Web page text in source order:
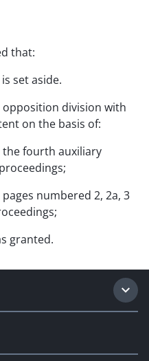
that:
set aside.
division with
on the basis of:
the fourth auxiliary
numbered 2, 2a, 3
granted.